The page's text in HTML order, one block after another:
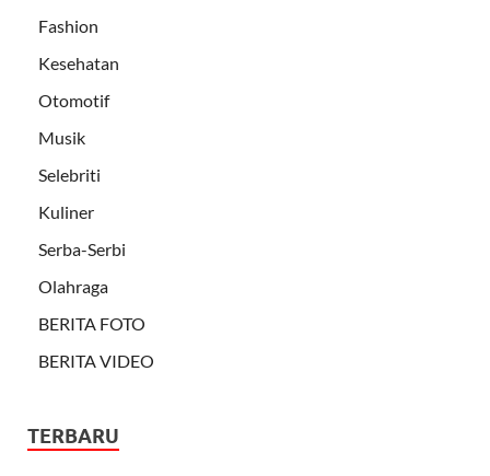
Fashion
Kesehatan
Otomotif
Musik
Selebriti
Kuliner
Serba-Serbi
Olahraga
BERITA FOTO
BERITA VIDEO
TERBARU